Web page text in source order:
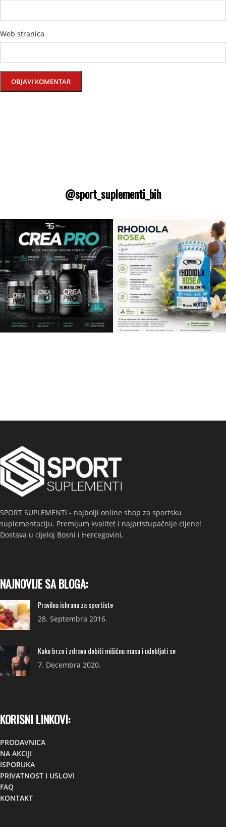
Web stranica
@sport_suplementi_bih
SPORT SUPLEMENTI - najbolji online shop za sportsku
suplementaciju. Premijum kvalitet i najpristupačnije cijene!
Dostava u cijeloj Bosni i Hercegovini.
NAJNOVIJE SA BLOGA:
Pravilna ishrana za sportiste
28. Septembra 2016.
Kako brzo i zdravo dobiti mišićnu masu i udebljati se
7. Decembra 2020.
KORISNI LINKOVI:
PRODAVNICA
NA AKCIJI
ISPORUKA
PRIVATNOST I USLOVI
FAQ
KONTAKT